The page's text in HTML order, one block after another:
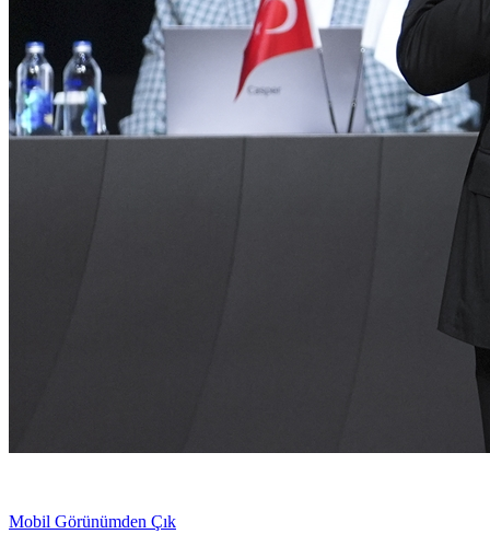
Mobil Görünümden Çık